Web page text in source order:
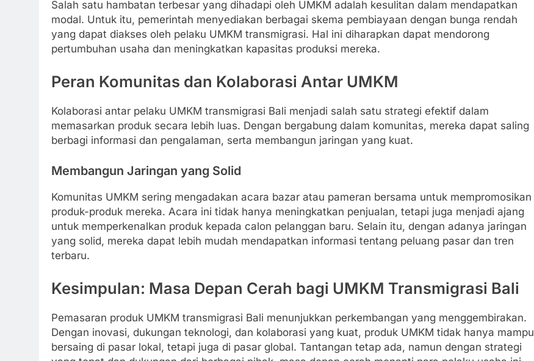
Salah satu hambatan terbesar yang dihadapi oleh UMKM adalah kesulitan dalam mendapatkan
modal. Untuk itu, pemerintah menyediakan berbagai skema pembiayaan dengan bunga rendah
yang dapat diakses oleh pelaku UMKM transmigrasi. Hal ini diharapkan dapat mendorong
pertumbuhan usaha dan meningkatkan kapasitas produksi mereka.
Peran Komunitas dan Kolaborasi Antar UMKM
Kolaborasi antar pelaku UMKM transmigrasi Bali menjadi salah satu strategi efektif dalam
memasarkan produk secara lebih luas. Dengan bergabung dalam komunitas, mereka dapat saling
berbagi informasi dan pengalaman, serta membangun jaringan yang kuat.
Membangun Jaringan yang Solid
Komunitas UMKM sering mengadakan acara bazar atau pameran bersama untuk mempromosikan
produk-produk mereka. Acara ini tidak hanya meningkatkan penjualan, tetapi juga menjadi ajang
untuk memperkenalkan produk kepada calon pelanggan baru. Selain itu, dengan adanya jaringan
yang solid, mereka dapat lebih mudah mendapatkan informasi tentang peluang pasar dan tren
terbaru.
Kesimpulan: Masa Depan Cerah bagi UMKM Transmigrasi Bali
Pemasaran produk UMKM transmigrasi Bali menunjukkan perkembangan yang menggembirakan.
Dengan inovasi, dukungan teknologi, dan kolaborasi yang kuat, produk UMKM tidak hanya mampu
bersaing di pasar lokal, tetapi juga di pasar global. Tantangan tetap ada, namun dengan strategi